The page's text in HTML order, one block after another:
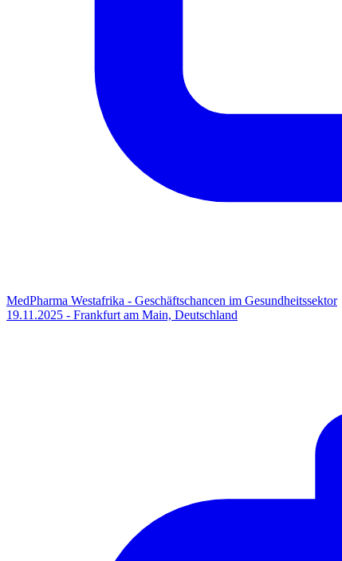
MedPharma Westafrika - Geschäftschancen im Gesundheitssektor
19.11.2025 - Frankfurt am Main, Deutschland